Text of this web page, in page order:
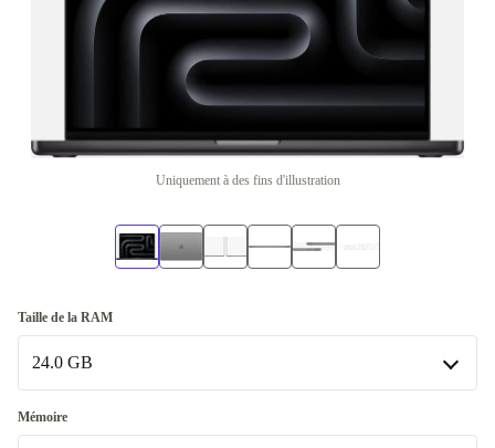
Uniquement à des fins d'illustration
Taille de la RAM
24.0 GB
24.0 GB
Mémoire